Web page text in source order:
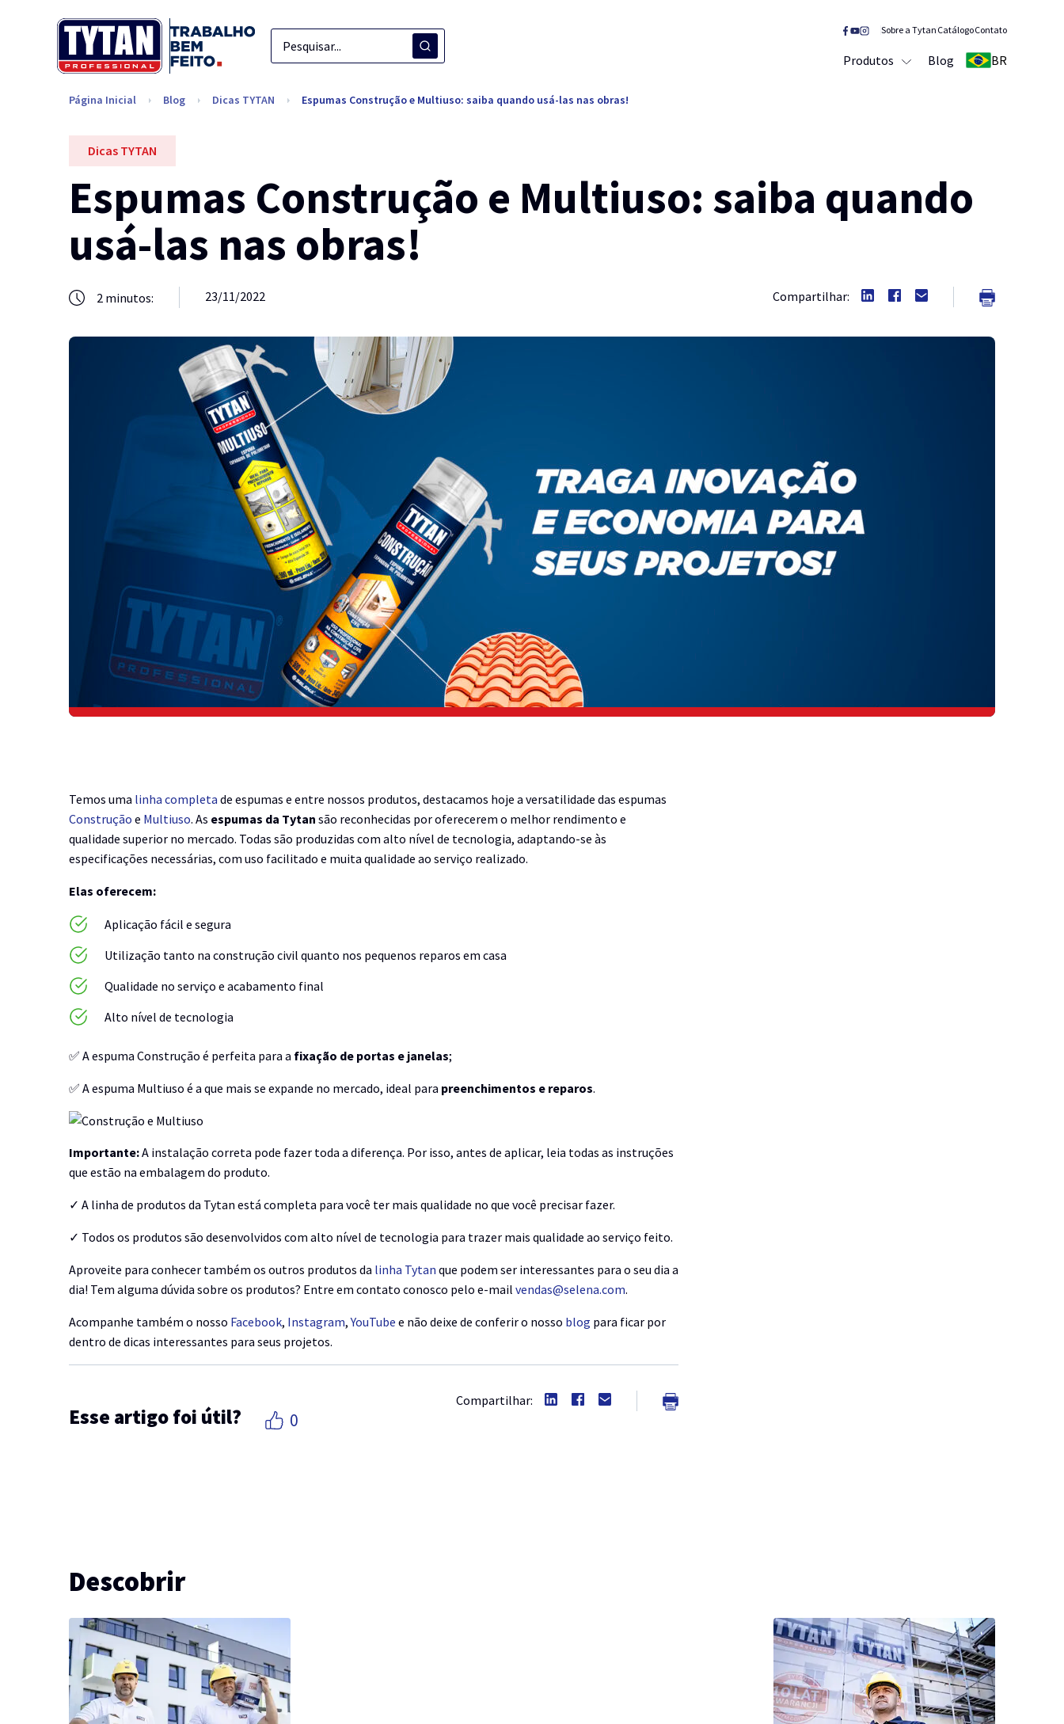
Produtos Blog BR
Sobre a Tytan CatálogoContato
Página Inicial Blog Dicas TYTAN Espumas Construção e Multiuso: saiba quando usá-las nas obras!
Dicas TYTAN
Espumas Construção e Multiuso: saiba quando
usá-las nas obras!
2 minutos: 23/11/2022 Compartilhar:
Temos uma linha completa de espumas e entre nossos produtos, destacamos hoje a versatilidade das espumas
Construção e Multiuso. As espumas da Tytan são reconhecidas por oferecerem o melhor rendimento e
qualidade superior no mercado. Todas são produzidas com alto nível de tecnologia, adaptando-se às
especificações necessárias, com uso facilitado e muita qualidade ao serviço realizado.
Elas oferecem:
Aplicação fácil e segura
Utilização tanto na construção civil quanto nos pequenos reparos em casa
Qualidade no serviço e acabamento final
Alto nível de tecnologia
✅ A espuma Construção é perfeita para a fixação de portas e janelas;
✅ A espuma Multiuso é a que mais se expande no mercado, ideal para preenchimentos e reparos.
Importante:A instalação correta pode fazer toda a diferença. Por isso, antes de aplicar, leia todas as instruções
que estão na embalagem do produto.
✓ A linha de produtos da Tytan está completa para você ter mais qualidade no que você precisar fazer.
✓ Todos os produtos são desenvolvidos com alto nível de tecnologia para trazer mais qualidade ao serviço feito.
Aproveite para conhecer também os outros produtos da linha Tytan que podem ser interessantes para o seu dia a
dia! Tem alguma dúvida sobre os produtos? Entre em contato conosco pelo e-mail vendas@selena.com.
Acompanhe também o nosso Facebook, Instagram,YouTube e não deixe de conferir o nosso blog para ficar por
dentro de dicas interessantes para seus projetos.
Esse artigo foi útil? 0
Compartilhar:
Descobrir